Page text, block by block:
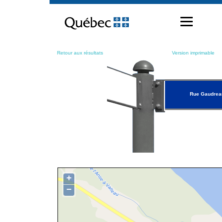
contenu
Retour aux résultats Version imprimable
Rue
+
−